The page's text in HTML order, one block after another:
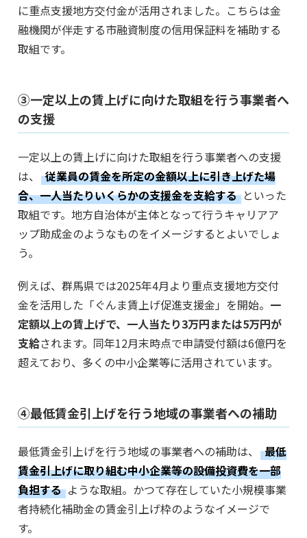
に重点支援地方交付金が活用されました。こちらは金
融機関が伴走する市融資制度の信用保証料を補助する
取組です。
③一定以上の賃上げに向けた取組を行う事業者へ
の支援
一定以上の賃上げに向けた取組を行う事業者への支援
は、
従業員の賃金を所定の金額以上に引き上げた場
合、一人当たりいくらかの支援金を支給する といった
取組です。地方自治体が主体となって行うキャリアア
ップ助成金のようなものをイメージするとよいでしょ
う。
例えば、群馬県では2025年4月より重点支援地方交付
金を活用した「ぐんま賃上げ促進支援金」を開始。 一
定額以上の賃上げで、一人当たり3万円または5万円が
支給されます。同年12月末時点で申請受付額は6億円を
超えており、多くの中小企業等に活用されています。
④最低賃金引上げを行う地域の事業者への補助
最低賃金引上げを行う地域の事業者への補助は、
最低
賃金引上げに取り組む中小企業等の設備投資費を一部
負担する ような取組。かつて存在していた小規模事業
者持続化補助金の賃金引上げ枠のようなイメージで
す。